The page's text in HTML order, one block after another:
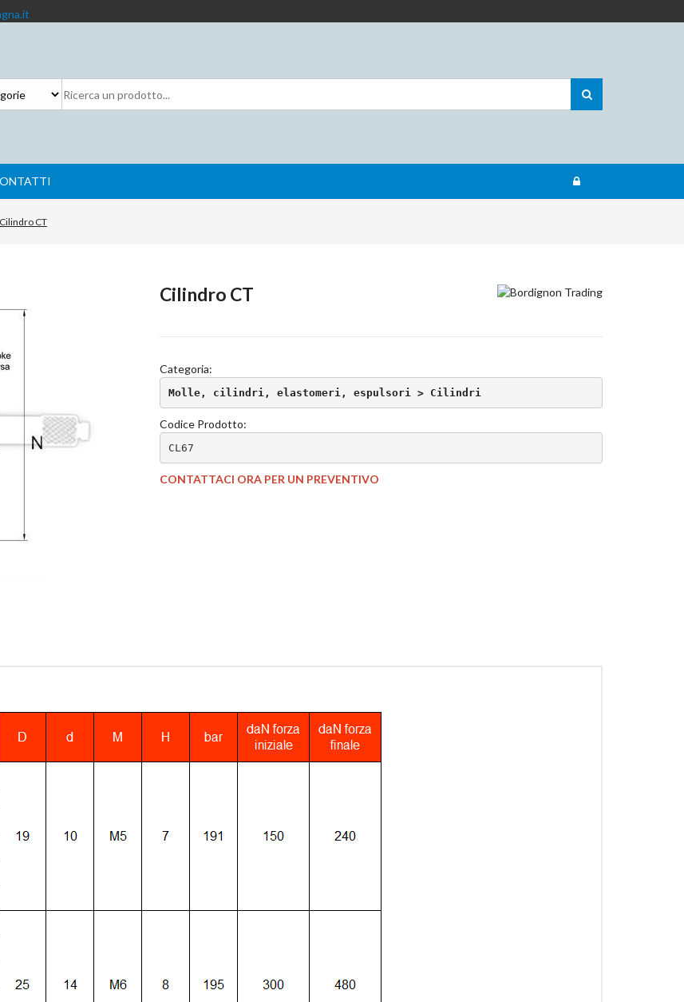
Cilindro CT
Cilindro CT
Categoria:
Molle, cilindri, elastomeri, espulsori > Cilindri
Codice Prodotto:
CL67
CONTATTACI ORA PER UN PREVENTIVO